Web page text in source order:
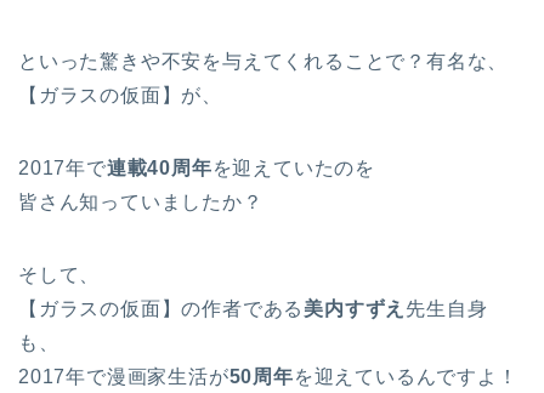
といった驚きや不安を与えてくれることで？有名な、
【ガラスの仮面】が、
2017年で連載40周年を迎えていたのを
皆さん知っていましたか？
そして、
【ガラスの仮面】の作者である 美内すずえ 先生自身
も、
2017年で漫画家生活が50周年を迎えているんですよ！